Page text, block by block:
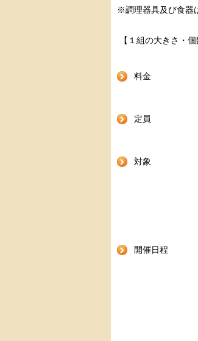
※調理器具及び食器
【１組の大きさ・
料金
定員
対象
開催日程